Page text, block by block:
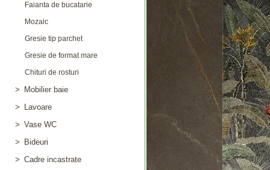
Faianta de bucatarie
Mozaic
Gresie tip parchet
Gresie de format mare
Chituri de rosturi
>
Mobilier baie
>
Lavoare
> Vase WC
>
Bideuri
> Cadre incastrate